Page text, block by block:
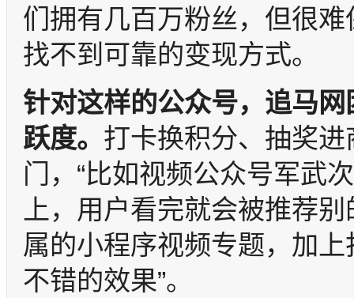
们拥有几百万粉丝，但很
找不到可靠的变现方式。
针对这样的公众号，追马
跃度。 打卡换积分、抽奖
门，“比如视频公众号军武
上，用户看完就会被推荐
属的小程序视频专题，加
不错的效果”。